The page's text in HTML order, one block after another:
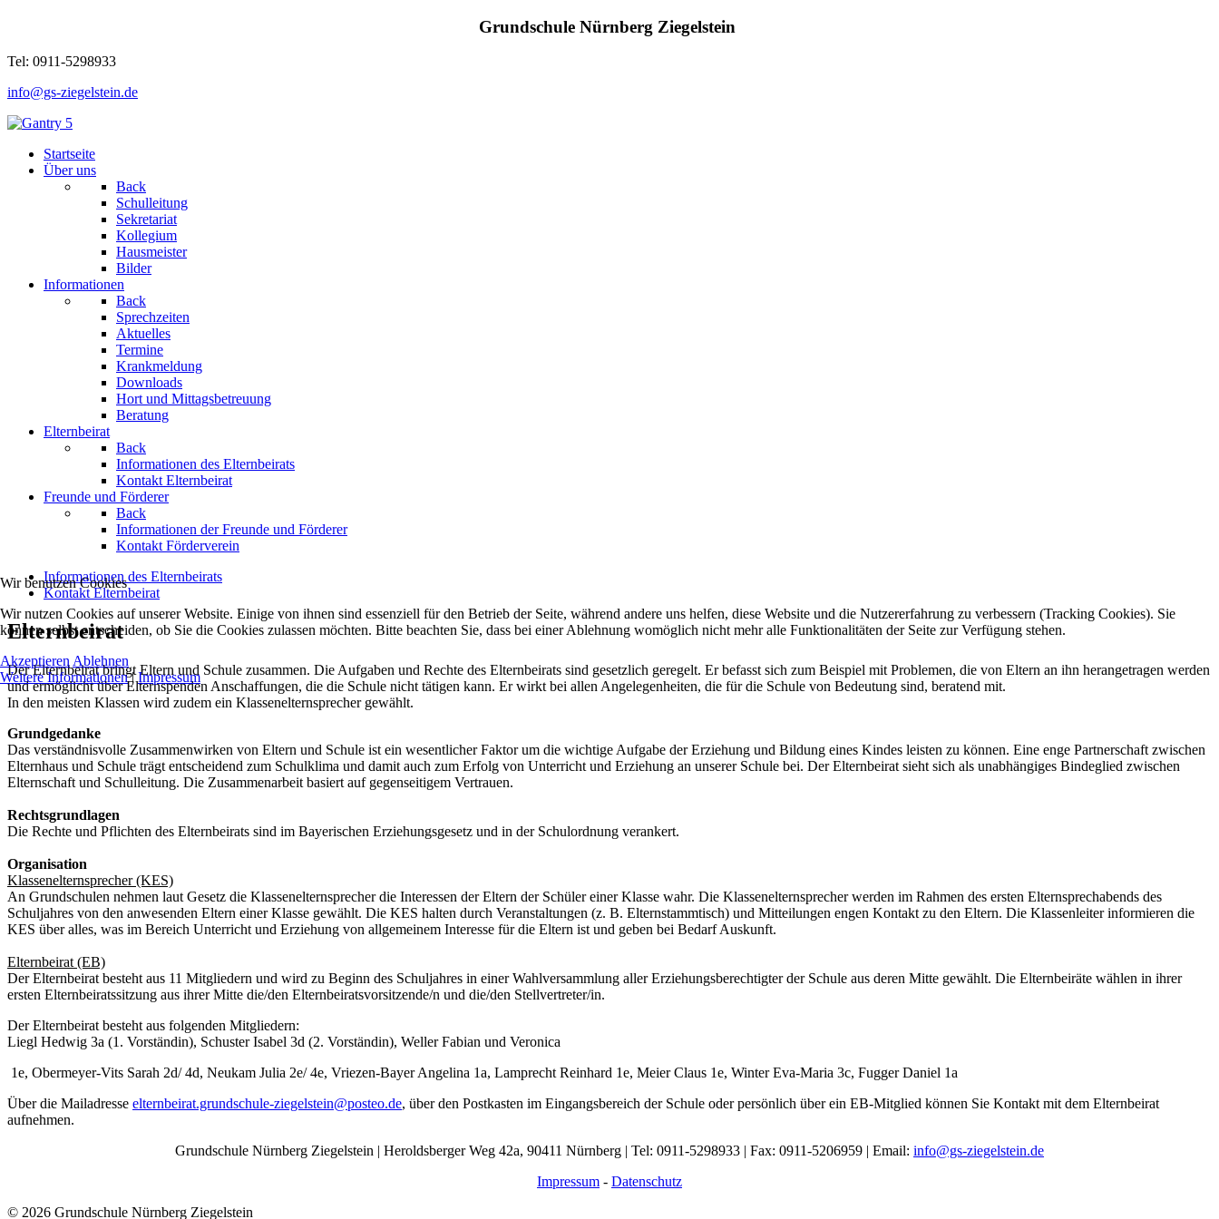
Grundschule Nürnberg Ziegelstein
Tel: 0911-5298933
info@gs-ziegelstein.de
Startseite
Über uns
Back
Schulleitung
Sekretariat
Kollegium
Hausmeister
Bilder
Informationen
Back
Sprechzeiten
Aktuelles
Termine
Krankmeldung
Downloads
Hort und Mittagsbetreuung
Beratung
Elternbeirat
Back
Informationen des Elternbeirats
Kontakt Elternbeirat
Freunde und Förderer
Back
Informationen der Freunde und Förderer
Kontakt Förderverein
Informationen des Elternbeirats
Kontakt Elternbeirat
Elternbeirat
Der Elternbeirat bringt Eltern und Schule zusammen. Die Aufgaben und Rechte des Elternbeirats sind gesetzlich geregelt. Er befasst sich zum Beispiel mit Problemen, die von Eltern an ihn herangetragen werden
und ermöglicht über Elternspenden Anschaffungen, die die Schule nicht tätigen kann. Er wirkt bei allen Angelegenheiten, die für die Schule von Bedeutung sind, beratend mit.
In den meisten Klassen wird zudem ein Klassenelternsprecher gewählt.
Grundgedanke
Das verständnisvolle Zusammenwirken von Eltern und Schule ist ein wesentlicher Faktor um die wichtige Aufgabe der Erziehung und Bildung eines Kindes leisten zu können. Eine enge Partnerschaft zwischen
Elternhaus und Schule trägt entscheidend zum Schulklima und damit auch zum Erfolg von Unterricht und Erziehung an unserer Schule bei. Der Elternbeirat sieht sich als unabhängiges Bindeglied zwischen
Elternschaft und Schulleitung. Die Zusammenarbeit basiert auf gegenseitigem Vertrauen.
Rechtsgrundlagen
Die Rechte und Pflichten des Elternbeirats sind im Bayerischen Erziehungsgesetz und in der Schulordnung verankert.
Organisation
Klassenelternsprecher (KES)
An Grundschulen nehmen laut Gesetz die Klassenelternsprecher die Interessen der Eltern der Schüler einer Klasse wahr. Die Klassenelternsprecher werden im Rahmen des ersten Elternsprechabends des
Schuljahres von den anwesenden Eltern einer Klasse gewählt. Die KES halten durch Veranstaltungen (z. B. Elternstammtisch) und Mitteilungen engen Kontakt zu den Eltern. Die Klassenleiter informieren die
KES über alles, was im Bereich Unterricht und Erziehung von allgemeinem Interesse für die Eltern ist und geben bei Bedarf Auskunft.
Elternbeirat (EB)
Der Elternbeirat besteht aus 11 Mitgliedern und wird zu Beginn des Schuljahres in einer Wahlversammlung aller Erziehungsberechtigter der Schule aus deren Mitte gewählt. Die Elternbeiräte wählen in ihrer
ersten Elternbeiratssitzung aus ihrer Mitte die/den Elternbeiratsvorsitzende/n und die/den Stellvertreter/in.
Der Elternbeirat besteht aus folgenden Mitgliedern:
Liegl Hedwig 3a (1. Vorständin), Schuster Isabel 3d (2. Vorständin), Weller Fabian und Veronica
1e, Obermeyer-Vits Sarah 2d/ 4d, Neukam Julia 2e/ 4e, Vriezen-Bayer Angelina 1a, Lamprecht Reinhard 1e, Meier Claus 1e, Winter Eva-Maria 3c, Fugger Daniel 1a
Über die Mailadresse elternbeirat.grundschule-ziegelstein@posteo.de, über den Postkasten im Eingangsbereich der Schule oder persönlich über ein EB-Mitglied können Sie Kontakt mit dem Elternbeirat
aufnehmen.
Grundschule Nürnberg Ziegelstein | Heroldsberger Weg 42a, 90411 Nürnberg | Tel: 0911-5298933 | Fax: 0911-5206959 | Email: info@gs-ziegelstein.de
Impressum - Datenschutz
© 2026 Grundschule Nürnberg Ziegelstein
Wir benutzen Cookies
Wir nutzen Cookies auf unserer Website. Einige von ihnen sind essenziell für den Betrieb der Seite, während andere uns helfen, diese Website und die Nutzererfahrung zu verbessern (Tracking Cookies). Sie
können selbst entscheiden, ob Sie die Cookies zulassen möchten. Bitte beachten Sie, dass bei einer Ablehnung womöglich nicht mehr alle Funktionalitäten der Seite zur Verfügung stehen.
Akzeptieren Ablehnen
Weitere Informationen|Impressum